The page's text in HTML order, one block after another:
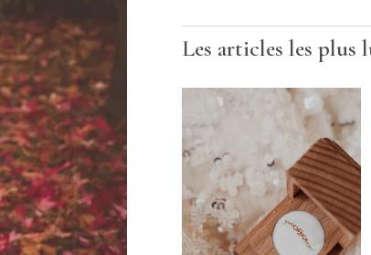
Les articles les plus